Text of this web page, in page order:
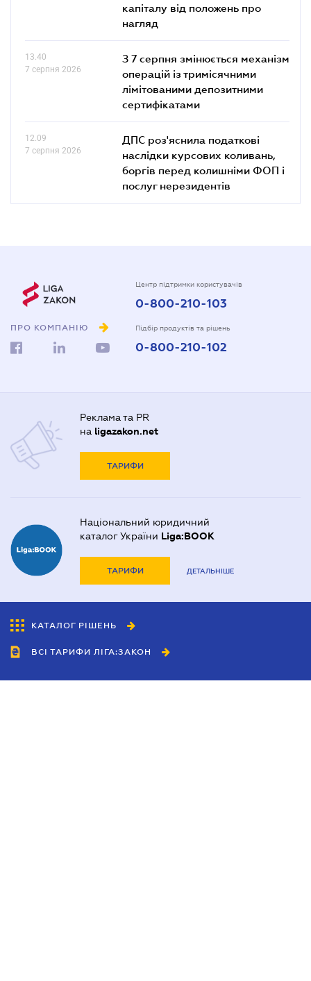
капіталу від положень про
нагляд
13.40
7 серпня 2026
З 7 серпня змінюється механізм
операцій із тримісячними
лімітованими депозитними
сертифікатами
12.09
7 серпня 2026
ДПС роз'яснила податкові
наслідки курсових коливань,
боргів перед колишніми ФОП і
послуг нерезидентів
ПРО КОМПАНІЮ
Центр підтримки користувачів
0-800-210-103
Підбір продуктів та рішень
0-800-210-102
Реклама та PR
на ligazakon.net
ТАРИФИ
Національний юридичний
каталог України Liga:BOOK
ТАРИФИ ДЕТАЛЬНІШЕ
КАТАЛОГ РІШЕНЬ
ВСІ ТАРИФИ ЛІГА:ЗАКОН